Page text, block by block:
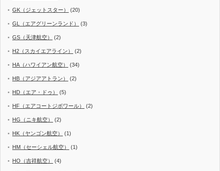
GK（ジェットスター） (20)
GL（エアグリーンランド） (3)
GS（天津航空） (2)
H2（スカイエアライン） (2)
HA（ハワイアン航空） (34)
HB（アジアアトラン） (2)
HD（エア・ドゥ） (5)
HF（エアコートジボワール） (2)
HG（ニキ航空） (2)
HK（ヤンゴン航空） (1)
HM（セーシェル航空） (1)
HO（吉祥航空） (4)